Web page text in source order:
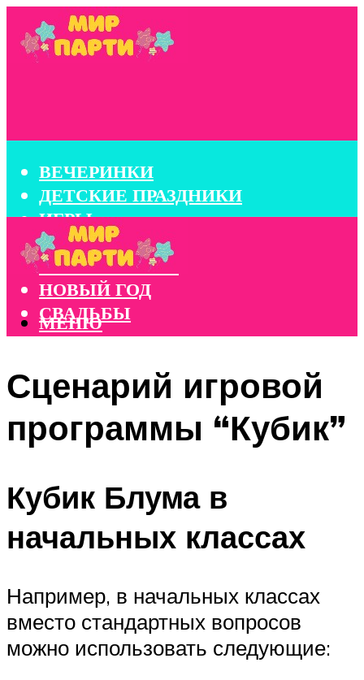
ВЕЧЕРИНКИ
ДЕТСКИЕ ПРАЗДНИКИ
ИГРЫ
КОНКУРСЫ
КОРПОРАТИВЫ
НОВЫЙ ГОД
СВАДЬБЫ
МЕНЮ
Сценарий игровой
программы “Кубик”
Кубик Блума в
начальных классах
Например, в начальных классах
вместо стандартных вопросов
можно использовать следующие: